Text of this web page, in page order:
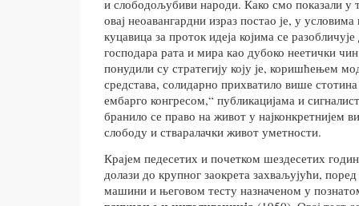
и слободољубиви народи. Како смо показали у
овај неоавангардни израз постао је, у
куцавица за проток идеја којима се
господара рата и мира као дубоко неетички
понудили су стратегију коју је, коришћењем
средстава, солидарно прихватило више стотина
ембарго конгресом,“ публикацијама и
бранило се право на живот у најконкретнијем
слободу и стваралачки живот уметности.
Крајем педесетих и почетком шездесетих
долази до крупног заокрета захваљујући,
машини и његовом тесту назначеном у